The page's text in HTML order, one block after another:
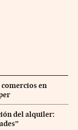
en
del alquiler: